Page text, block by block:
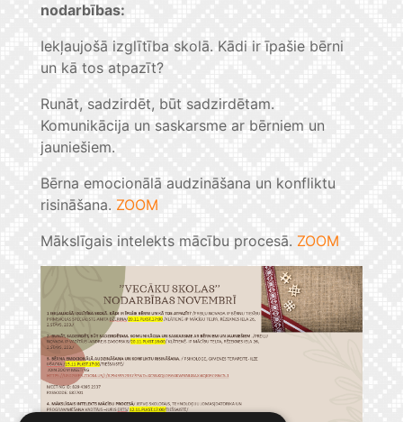
nodarbības:
Iekļaujošā izglītība skolā. Kādi ir īpašie bērni
un kā tos atpazīt?
Runāt, sadzirdēt, būt sadzirdētam.
Komunikācija un saskarsme ar bērniem un
jauniešiem.
Bērna emocionālā audzināšana un konfliktu
risināšana. ZOOM
Mākslīgais intelekts mācību procesā. ZOOM